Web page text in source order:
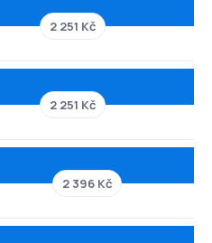
2 251 Kč
2 251 Kč
2 396 Kč